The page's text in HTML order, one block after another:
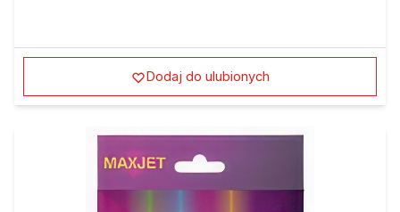
Dodaj do ulubionych